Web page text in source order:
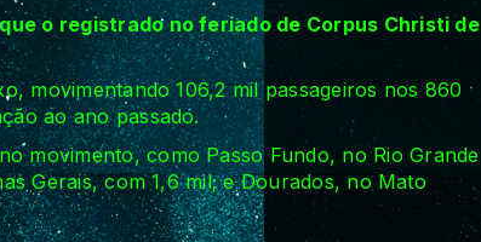
o registrado no feriado de Corpus Christi de
movimentando 106,2 mil passageiros nos 860
ao ano passado.
movimento, como Passo Fundo, no Rio Grande
Gerais, com 1,6 mil; e Dourados, no Mato